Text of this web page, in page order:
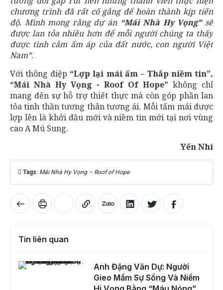
chương trình đã rất cố gắng để hoàn thành kịp tiến
độ. Mình mong rằng dự án “Mái Nhà Hy Vọng”sẽ
được lan tỏa nhiều hơn để mỗi người chúng ta thấy
được tình cảm ấm áp của đất nước, con người Việt
Nam”.
Với thông điệp “Lợp lại mái ấm – Thắp niềm tin”,
“Mái Nhà Hy Vọng - Roof Of Hope” không chỉ
mang đến sự hỗ trợ thiết thực mà còn góp phần lan
tỏa tinh thần tương thân tương ái. Mỗi tấm mái được
lợp lên là khởi đầu mới và niềm tin mới tại nơi vùng
cao A Mú Sung.
Yến Nhi
Tags: Mái Nhà Hy Vọng – Roof of Hope
Tin liên quan
Anh Đặng Văn Dự: Người Gieo Mầm Sự Sống Và Niềm Hi Vọng Bằng “Máu Nóng”
Anh Đặng Văn Dự: Người
Gieo Mầm Sự Sống Và Niềm